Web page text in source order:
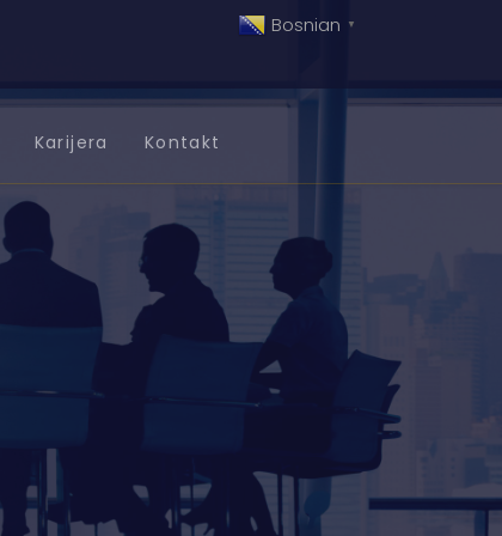
Bosnian ▼
Karijera Kontakt